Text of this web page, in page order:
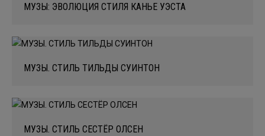
МУЗЫ: ЭВОЛЮЦИЯ СТИЛЯ КАНЬЕ УЭСТА
МУЗЫ. СТИЛЬ ТИЛЬДЫ СУИНТОН
МУЗЫ. СТИЛЬ СЕСТЁР ОЛСЕН